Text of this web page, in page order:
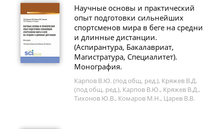
Научные основы и практический
опыт подготовки сильнейших
спортсменов мира в беге на
и длинные дистанции.
(Аспирантура, Бакалавриат,
Магистратура, Специалитет).
Монография.
Карпов В.Ю. (под общ. ред.), Кряжев В.Д.
(под общ. ред.), Карпов В.Ю., Кряжев В.Д.,
Тихонов Ю.В., Комаров М.Н., Царев В.В.